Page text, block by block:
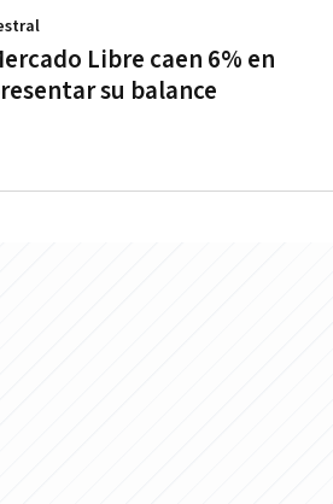
Libre caen 6% en
su balance